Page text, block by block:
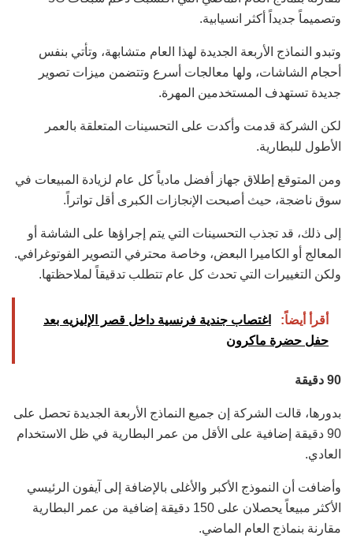
وتصميماً جديداً أكثر انسيابية.
وتبدو النماذج الأربعة الجديدة لهذا العام متشابهة، وتأتي بنفس
أحجام الشاشات، ولها معالجات أسرع وتتضمن ميزات تصوير
جديدة تستهدف المستخدمين المهرة.
لكن الشركة قدمت وأكدت على التحسينات المتعلقة بالعمر
الأطول للبطارية.
ومن المتوقع إطلاق جهاز أفضل مادياً كل عام لزيادة المبيعات في
سوق ناضجة، حيث أصبحت الإنجازات الكبرى أقل تواتراً.
إلى ذلك، قد تجذب التحسينات التي يتم إجراؤها على الشاشة أو
المعالج أو الكاميرا البعض، وخاصة محترفي التصوير الفوتوغرافي.
ولكن التغييرات التي تحدث كل عام تتطلب تدقيقاً لملاحظتها.
أقرأ أيضاً:
اغتصاب جندية فرنسية داخل قصر الإليزيه بعد
حفل حضرة ماكرون
90 دقيقة
بدورها، قالت الشركة إن جميع النماذج الأربعة الجديدة تحصل على
90 دقيقة إضافية على الأقل من عمر البطارية في ظل الاستخدام
العادي.
وأضافت أن النموذج الأكبر والأغلى بالإضافة إلى آيفون الرئيسي
الأكثر مبيعاً يحصلان على 150 دقيقة إضافية من عمر البطارية
مقارنة بنماذج العام الماضي.